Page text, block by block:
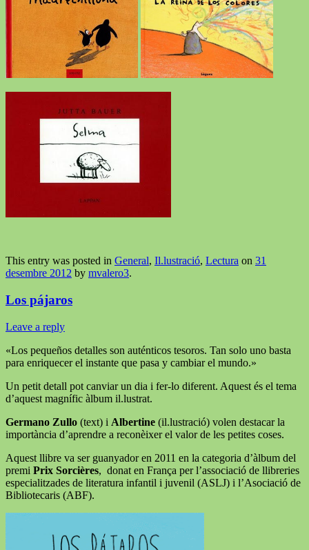
This entry was posted in General, Il.lustració, Lectura on 31
desembre 2012 by mvalero3.
Los pájaros
Leave a reply
«Los pequeños detalles son auténticos tesoros. Tan solo uno basta
para enriquecer el instante que pasa y cambiar el mundo.»
Un petit detall pot canviar un dia i fer-lo diferent. Aquest és el tema
d’aquest magnífic àlbum il.lustrat.
Germano Zullo (text) i Albertine (il.lustració) volen destacar la
importància d’aprendre a reconèixer el valor de les petites coses.
Aquest llibre va ser guanyador en 2011 en la categoria d’àlbum del
premi Prix Sorcières, donat en França per l’associació de llibreries
especialitzades de literatura infantil i juvenil (ASLJ) i l’Asociació de
Bibliotecaris (ABF).